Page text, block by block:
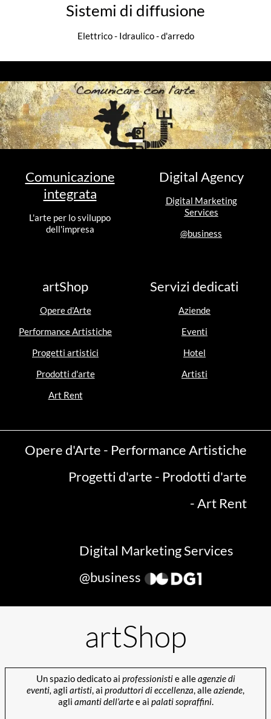
Sistemi di diffusione
Elettrico - Idraulico - d'arredo
Comunicazione
integrata
L'arte per lo sviluppo
dell'impresa
Digital Agency
Digital Marketing
Services
@business
artShop
Opere d'Arte
Performance Artistiche
Progetti artistici
Prodotti d'arte
Art Rent
Servizi dedicati
Aziende
Eventi
Hotel
Artisti
Opere d'Arte - Performance Artistiche
Progetti d'arte - Prodotti d'arte
-Art Rent
Digital Marketing Services
@business
artShop
Un spazio dedicato ai professionistie alleagenzie di
eventi, agli artisti, ai produttori di eccellenza, alleaziende,
agli amanti dell’artee ai palati sopraffini.